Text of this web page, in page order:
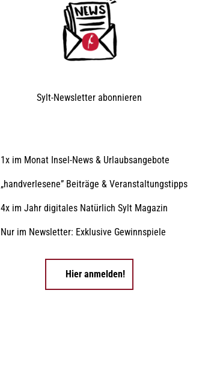
Sylt-Newsletter abonnieren
1x im Monat Insel-News & Urlaubsangebote
„handverlesene” Beiträge & Veranstaltungstipps
4x im Jahr digitales Natürlich Sylt Magazin
Nur im Newsletter: Exklusive Gewinnspiele
Hier anmelden!